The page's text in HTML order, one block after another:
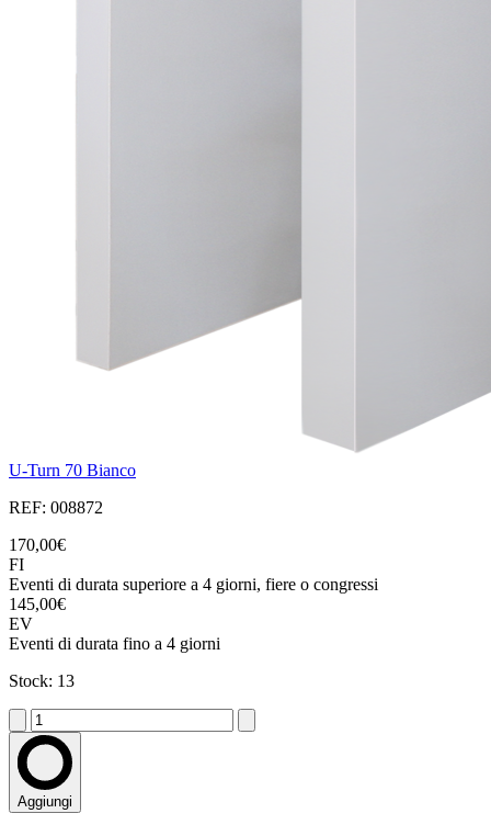
U-Turn 70 Bianco
REF: 008872
170,00€
FI
Eventi di durata superiore a 4 giorni, fiere o congressi
145,00€
EV
Eventi di durata fino a 4 giorni
Stock: 13
Aggiungi